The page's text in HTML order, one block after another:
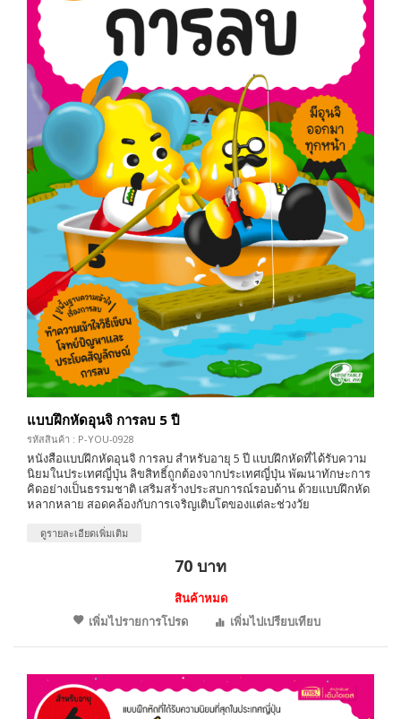
แบบฝึกหัดอุนจิ การลบ 5 ปี
รหัสสินค้า : P-YOU-0928
หนังสือแบบฝึกหัดอุนจิ การลบ สำหรับอายุ 5 ปี แบบฝึกหัดที่ได้รับความ
นิยมในประเทศญี่ปุ่น ลิขสิทธิ์ถูกต้องจากประเทศญี่ปุ่น พัฒนาทักษะการ
คิดอย่างเป็นธรรมชาติ เสริมสร้างประสบการณ์รอบด้าน ด้วยแบบฝึกหัด
หลากหลาย สอดคล้องกับการเจริญเติบโตของแต่ละช่วงวัย
ดูรายละเอียดเพิ่มเติม
70 บาท
สินค้าหมด
เพิ่มไปรายการโปรด
เพิ่มไปเปรียบเทียบ